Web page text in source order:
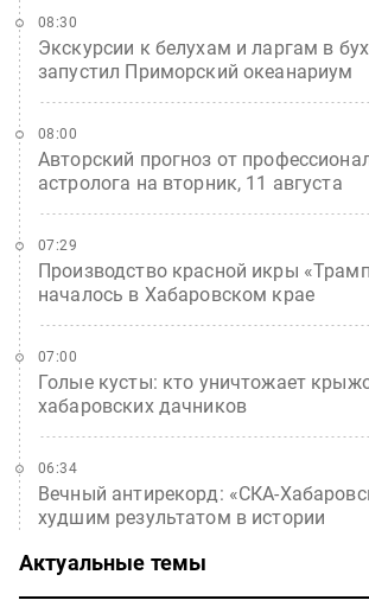
Экскурсии к белухам и ларгам в
запустил Приморский океанариум
08:30
Авторский прогноз от
астролога на вторник, 11 августа
08:00
Производство красной икры
началось в Хабаровском крае
07:29
Голые кусты: кто уничтожает
хабаровских дачников
07:00
Вечный антирекорд: «СКА-
худшим результатом в истории
06:34
Актуальные темы